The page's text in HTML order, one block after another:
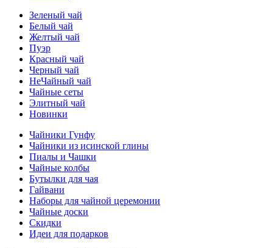
Зеленый чай
Белый чай
Желтый чай
Пуэр
Красный чай
Черный чай
НеЧайный чай
Чайные сеты
Элитный чай
Новинки
Чайники Гунфу
Чайники из исинской глины
Пиалы и Чашки
Чайные колбы
Бутылки для чая
Гайвани
Наборы для чайной церемонии
Чайные доски
Скидки
Идеи для подарков